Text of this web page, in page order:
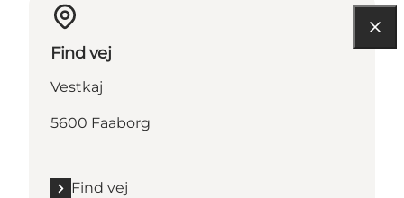
Find vej
Vestkaj
5600 Faaborg
Find vej